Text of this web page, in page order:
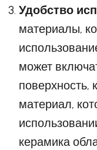
Удобство
материалы,
может
поверхность,
материал,
керамика